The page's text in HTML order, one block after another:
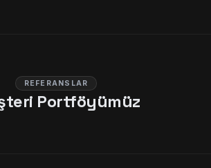
REFERANSLAR
Portföyümüz